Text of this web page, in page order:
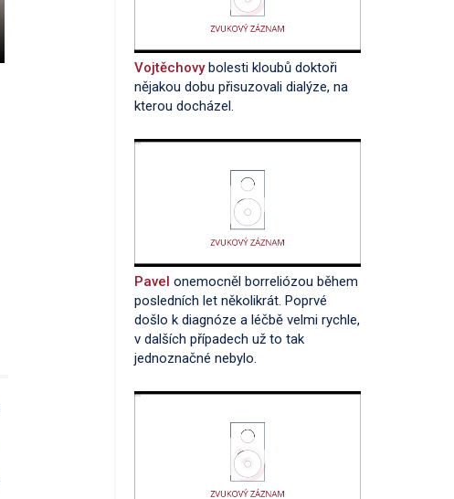
Vojtěchovybolesti kloubů doktoři
nějakou dobu přisuzovali dialýze, na
kterou docházel.
Pavel onemocněl borreliózou během
posledních let několikrát. Poprvé
došlo k diagnóze a léčbě velmi rychle,
v dalších případech už to tak
jednoznačné nebylo.